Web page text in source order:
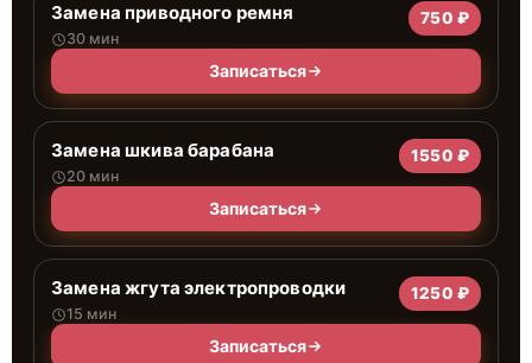
Замена приводного ремня
30 мин
750 ₽
Записаться
Замена шкива барабана
20 мин
1550 ₽
Записаться
Замена жгута электропроводки
15 мин
1250 ₽
Записаться